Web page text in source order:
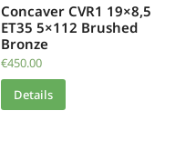
Concaver CVR1 19×8,5
ET35 5×112 Brushed
Bronze
€450.00
Details